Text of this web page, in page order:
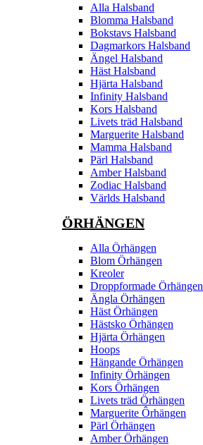
Alla Halsband
Blomma Halsband
Bokstavs Halsband
Dagmarkors Halsband
Ängel Halsband
Häst Halsband
Hjärta Halsband
Infinity Halsband
Kors Halsband
Livets träd Halsband
Marguerite Halsband
Mamma Halsband
Pärl Halsband
Amber Halsband
Zodiac Halsband
Världs Halsband
ÖRHÄNGEN
Alla Örhängen
Blom Örhängen
Kreoler
Droppformade Örhängen
Ängla Örhängen
Häst Örhängen
Hästsko Örhängen
Hjärta Örhängen
Hoops
Hängande Örhängen
Infinity Örhängen
Kors Örhängen
Livets träd Örhängen
Marguerite Ôrhängen
Pärl Örhängen
Amber Örhängen